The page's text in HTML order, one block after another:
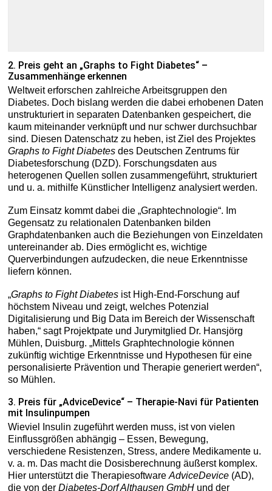
2. Preis geht an „Graphs to Fight Diabetes“ –
Zusammenhänge erkennen
Weltweit erforschen zahlreiche Arbeitsgruppen den
Diabetes. Doch bislang werden die dabei erhobenen Daten
unstrukturiert in separaten Datenbanken gespeichert, die
kaum miteinander verknüpft und nur schwer durchsuchbar
sind. Diesen Datenschatz zu heben, ist Ziel des Projektes
Graphs to Fight Diabetes des Deutschen Zentrums für
Diabetesforschung (DZD). Forschungsdaten aus
heterogenen Quellen sollen zusammengeführt, strukturiert
und u. a. mithilfe Künstlicher Intelligenz analysiert werden.
Zum Einsatz kommt dabei die „Graphtechnologie“. Im
Gegensatz zu relationalen Datenbanken bilden
Graphdatenbanken auch die Beziehungen von Einzeldaten
untereinander ab. Dies ermöglicht es, wichtige
Querverbindungen aufzudecken, die neue Erkenntnisse
liefern können.
„Graphs to Fight Diabetes ist High-End-Forschung auf
höchstem Niveau und zeigt, welches Potenzial
Digitalisierung und Big Data im Bereich der Wissenschaft
haben,“ sagt Projektpate und Jurymitglied Dr. Hansjörg
Mühlen, Duisburg. „Mittels Graphtechnologie können
zukünftig wichtige Erkenntnisse und Hypothesen für eine
personalisierte Prävention und Therapie generiert werden“,
so Mühlen.
3. Preis für „AdviceDevice“ – Therapie-Navi für Patienten
mit Insulinpumpen
Wieviel Insulin zugeführt werden muss, ist von vielen
Einflussgrößen abhängig – Essen, Bewegung,
verschiedene Resistenzen, Stress, andere Medikamente u.
v. a. m. Das macht die Dosisberechnung äußerst komplex.
Hier unterstützt die TherapiesoftwareAdviceDevice (AD),
die von derDiabetes-Dorf Althausen GmbH und der